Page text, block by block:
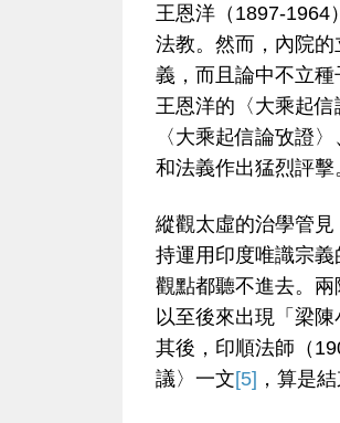
王恩洋（1897-1964
法教。然而，內院
義，而且論中不立
王恩洋的〈大乘起信
〈大乘起信論攷證
和法義作出猛烈評擊
縱觀太虛的治學管
持運用印度唯識宗
觀點都聽不進去。兩
以至後來出現「梁陳
其後，印順法師（
議〉一文[5] ，算是